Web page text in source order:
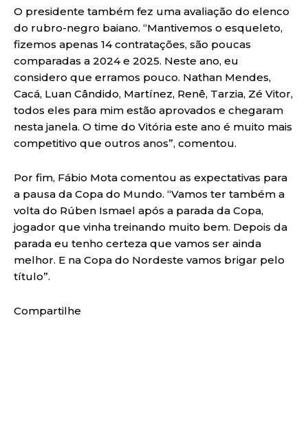
O presidente também fez uma avaliação do elenco
do rubro-negro baiano. “Mantivemos o esqueleto,
fizemos apenas 14 contratações, são poucas
comparadas a 2024 e 2025. Neste ano, eu
considero que erramos pouco. Nathan Mendes,
Cacá, Luan Cândido, Martínez, Renê, Tarzia, Zé Vitor,
todos eles para mim estão aprovados e chegaram
nesta janela. O time do Vitória este ano é muito mais
competitivo que outros anos”, comentou.
Por fim, Fábio Mota comentou as expectativas para
a pausa da Copa do Mundo. “Vamos ter também a
volta do Rúben Ismael após a parada da Copa,
jogador que vinha treinando muito bem. Depois da
parada eu tenho certeza que vamos ser ainda
melhor. E na Copa do Nordeste vamos brigar pelo
título”.
Compartilhe